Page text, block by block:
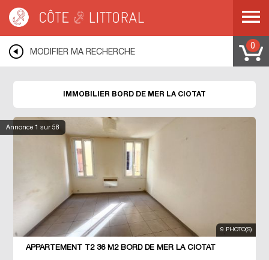
MODIFIER MA RECHERCHE
0
Annonce 1 sur 58
IMMOBILIER BORD DE MER LA CIOTAT
9 PHOTO(S)
APPARTEMENT T2 36 M2 BORD DE MER LA CIOTAT